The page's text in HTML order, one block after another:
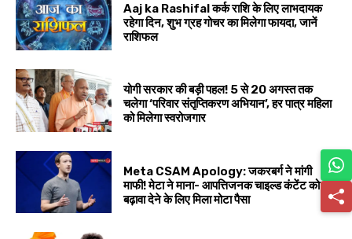
Aaj ka Rashifal कर्क राशि के लिए लाभदायक
रहेगा दिन, शुभ ग्रह गोचर का मिलेगा फायदा, जानें
राशिफल
योगी सरकार की बड़ी पहल! 5 से 20 अगस्त तक
चलेगा ‘परिवार संतृप्तिकरण अभियान’, हर पात्र महिला
को मिलेगा स्वरोजगार
Meta CSAM Apology: जकरबर्ग ने मांगी
माफी! मेटा ने माना- आपत्तिजनक चाइल्ड कंटेंट को
बढ़ावा देने के लिए मिला मोटा पैसा